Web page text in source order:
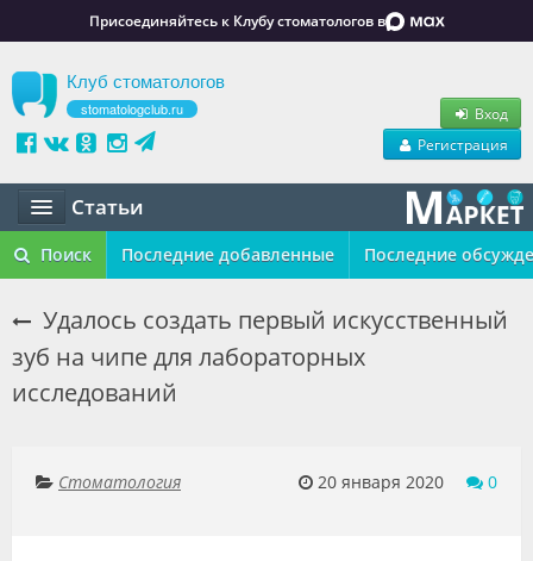
Присоединяйтесь к Клубу стоматологов в
Клуб стоматологов
stomatologclub.ru
Вход
Регистрация
Статьи
Статьи
Обучение
Вакансии
Поиск Последние добавленные Последние
Удалось создать первый искусственный
зуб на чипе для лабораторных
исследований
Стоматология 20 января 2020 0